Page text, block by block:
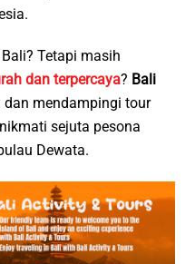
Tetapi masih
dan terpercaya? Bali
mendampingi tour
sejuta pesona
Dewata.